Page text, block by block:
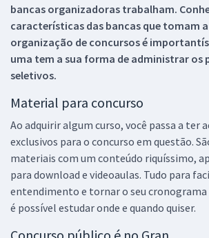
bancas organizadoras trabalham.
características das bancas que tomam
organização de concursos é
uma tem a sua forma de administrar os
seletivos.
Material para concurso
Ao adquirir algum curso, você passa a ter
exclusivos para o concurso em questão.
materiais com um conteúdo riquíssimo,
para download e videoaulas. Tudo para
entendimento e tornar o seu
é possível estudar onde e quando quiser.